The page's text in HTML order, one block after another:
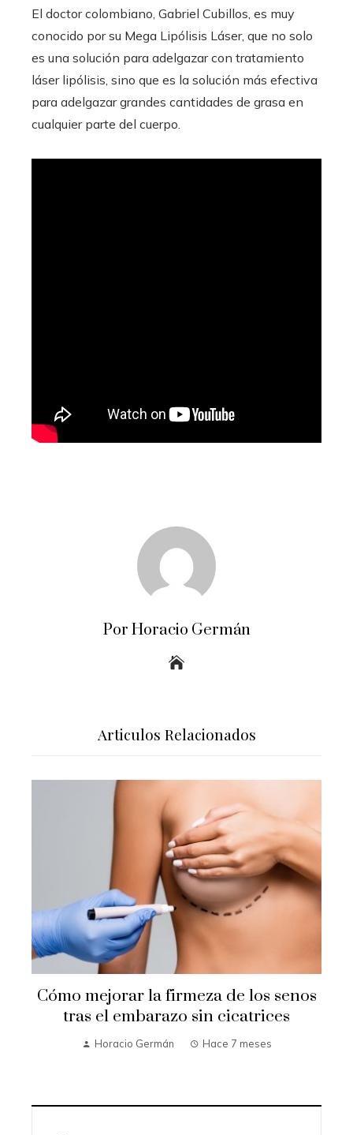
El doctor colombiano, Gabriel Cubillos, es muy
conocido por su Mega Lipólisis Láser, que no solo
es una solución para adelgazar con tratamiento
láser lipólisis, sino que es la solución más efectiva
para adelgazar grandes cantidades de grasa en
cualquier parte del cuerpo.
Por Horacio Germán
Articulos Relacionados
Cómo mejorar la firmeza de los senos
tras el embarazo sin cicatrices
Horacio Germán Hace 7 meses